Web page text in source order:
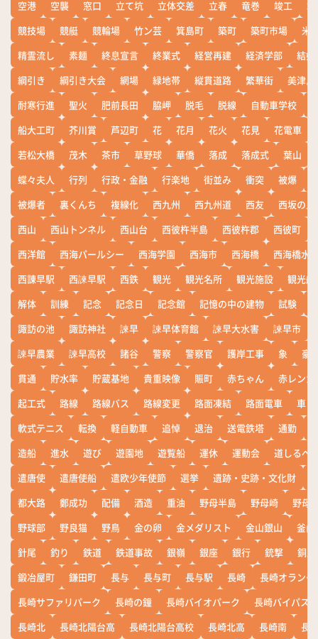
空港
空襲 窓口 立て坑 立体交差 立春 竜巻 竣工
競技場
競艇 競輪場 竹ン芸 箕島町 築町 築町市場
米
精霊流し
素麺 終息宣言 終業式 経営再建 経済学部
結婚
綱引き
綱引き大会 網場 緑地帯 縦貫道路 繁華街
美津島
耐寒行進
聖火 肥前長田 脇岬 脱毛 脱線 自動車学校
船大工町
芥川賞 芦辺町 花 花月 花火 花見 花電車
若松大橋
茂木 茶市 草野球 華僑 落成 落成式 葉山
蝶々夫人
行列 行政・金融 行楽地 街並み 衝突 被爆
被爆者
裏くんち 複線化 西九州 西九州道 西友
西坂の丘
西山
西山トンネル 西山台 西彼杵半島 西彼杵郡 西彼町
西洋館
西海パールシー 西海学園 西海市 西海橋
西海橋水
西諌早駅
西諫早駅 西鉄 観光 観光名所 観光施設
観光船
解体
訓練 記念 記念日 記念館 記憶の中の建物 試験
諏訪の池
諏訪神社 諫早 諫早体育館 諫早大水害 諫早市
諫早農業
諫早高校 諸谷 警察 警察官 護岸工事 象
豪
貫通
貯水率 貯蔵基地 貴重映像 賑町 赤ちゃん
赤レンガ
起工式
路線 路線バス 路線変更 路面凍結 路面電車
車
軟式テニス
転換 軽自動車 追悼 退治 送電鉄塔 通勤
造船
進水 遊び 遊園地 遊覧船 運休 運動会
道しるべ
遣唐使
遣唐使船 遣欧少年使節 選挙 遺跡・史跡・文化財
都大路
鄭成功 配備 酒造 重油 野母半島 野母崎
野母
野球部
野良猫 野鳥 金の卵 金メダリスト 金山銀山
釜山
針尾
釣り 鉄道 鉄道事故 銀嶺 銀座 銀行 銃撃
銅座
鍛冶屋町
鎌田町 長与 長与町 長与駅 長崎
長崎オランダ
長崎サファリパーク
長崎の鐘 長崎バイオパーク
長崎バイパス
長崎北
長崎北陽台高 長崎北陽台高校 長崎北高 長崎南
長